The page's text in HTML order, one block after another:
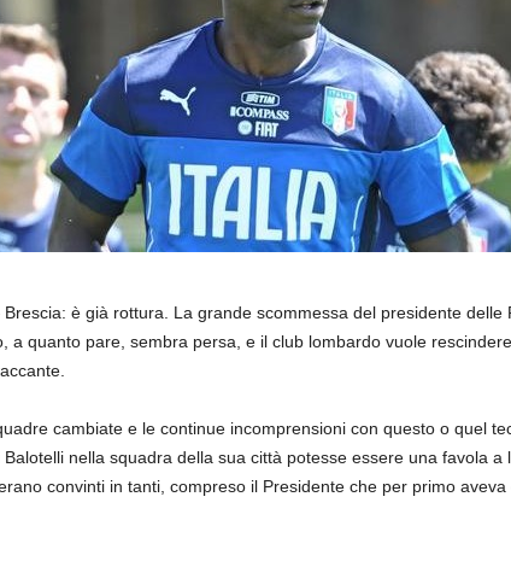
Brescia: è già rottura. La grande scommessa del presidente delle
a quanto pare, sembra persa, e il club lombardo vuole
cambiate e le continue incomprensioni con questo o quel
Balotelli nella squadra della sua città potesse essere una favola a
convinti in tanti, compreso il Presidente che per primo